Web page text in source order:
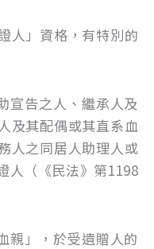
」資格，有特別的
告之人、繼承人及
及其配偶或其直系血
人之同居人助理人或
人（《民法》第1198
」，於受遺贈人的